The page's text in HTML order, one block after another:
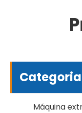
Máquina